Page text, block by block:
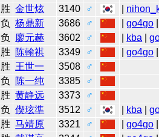
胜 金世炫 3140 ♂
负 杨鼎新 3686 ♂ |go4go
负 廖元赫 3602 ♂ kba |
胜 陈翰祺 3349 ♂ |go4go
胜 王世一 3508
♂
负 陈一纯 3385
♂
胜 黄静远 3373
♂
负 偰玹準 3512 ♂ kba |
胜 马靖原 3321 ♂ |go4go